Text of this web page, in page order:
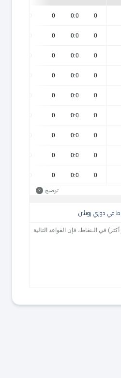
0
0:0
0
0
0:0
0
0
0:0
0
0
0:0
0
0
0:0
0
0
0:0
0
0
0:0
0
0
0:0
0
0
0:0
0
توضيح ?
في دوري روشن
في الـنقاط، فإن القواعد التالية